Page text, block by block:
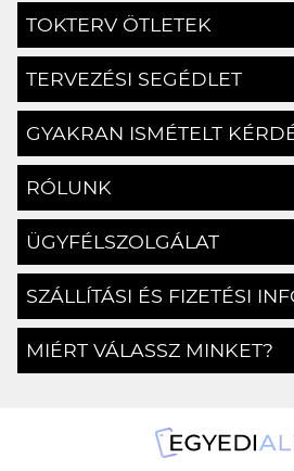
TOKTERV ÖTLETEK
TERVEZÉSI SEGÉDLET
GYAKRAN ISMÉTELT
RÓLUNK
ÜGYFÉLSZOLGÁLAT
SZÁLLÍTÁSI ÉS FIZETÉSI
MIÉRT VÁLASSZ MINKET?